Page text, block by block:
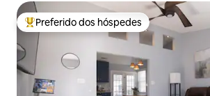
Entre os melhores preferidos dos
Preferido dos hóspedes